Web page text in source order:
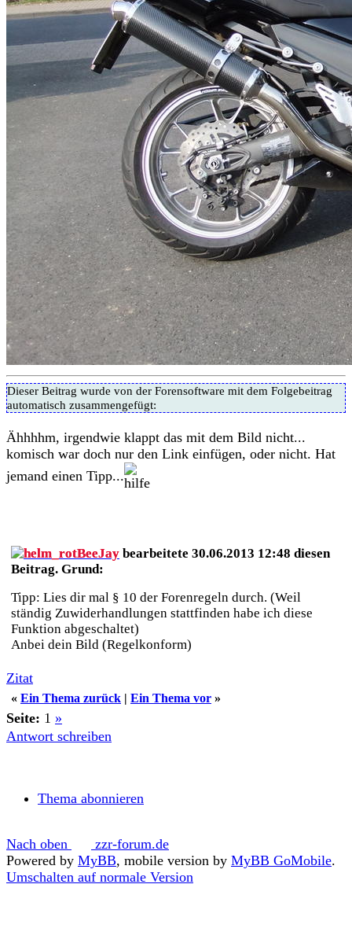
Dieser Beitrag wurde von der Forensoftware mit dem Folgebeitrag
automatisch zusammengefügt:
Ähhhhm, irgendwie klappt das mit dem Bild nicht...
komisch war doch nur den Link einfügen, oder nicht. Hat
jemand einen Tipp...
BeeJay bearbeitete 30.06.2013 12:48 diesen
Beitrag. Grund:
Tipp: Lies dir mal § 10 der Forenregeln durch. (Weil
ständig Zuwiderhandlungen stattfinden habe ich diese
Funktion abgeschaltet)
Anbei dein Bild (Regelkonform)
Zitat
« Ein Thema zurück | Ein Thema vor »
Seite: 1 »
Antwort schreiben
Thema abonnieren
Nach oben
zzr-forum.de
Powered by MyBB, mobile version by MyBB GoMobile.
Umschalten auf normale Version